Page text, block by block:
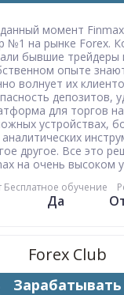
момент
№1 на рынке Forex.
бывшие трейдеры
опыте
волнует их
депозитов,
для торгов
устройствах,
другое. Все это
на очень высоком
Бесплатное обучение
Да
Forex Club
Зарабатывать